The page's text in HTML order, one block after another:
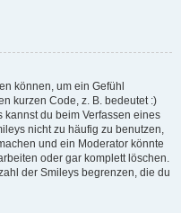
können, um ein Gefühl
kurzen Code, z. B. bedeutet :)
du beim Verfassen eines
nicht zu häufig zu benutzen,
und ein Moderator könnte
oder gar komplett löschen.
der Smileys begrenzen, die du